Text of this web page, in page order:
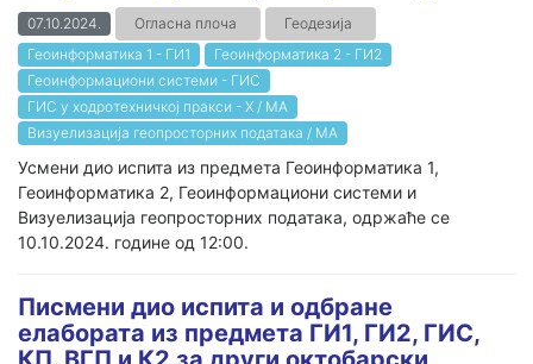
07.10.2024. Огласна плоча
Геодезија
Геоинформатика 1 - ГИ1
Геоинформатика 2 - ГИ2
Геоинформациони системи - ГИС
ГИС у ходротехничкој пракси - Х / МА
Визуелизација геопросторних података / МА
Усмени дио испита из предмета Геоинформатика 1,
Геоинформатика 2, Геоинформациони системи и
Визуелизација геопросторних података, одржаће се
10.10.2024. године од 12:00.
Писмени дио испита и одбране
елабората из предмета ГИ1, ГИ2, ГИС,